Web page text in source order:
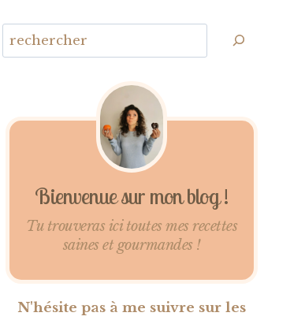
Bienvenue sur mon blog !
Tu trouveras ici toutes mes recettes
saines et gourmandes !
N'hésite pas à me suivre sur les